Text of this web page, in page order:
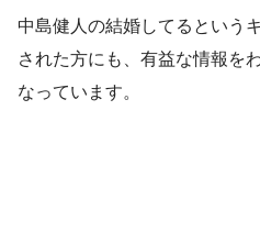
中島健人の結婚してるという
された方にも、有益な情報を
なっています。